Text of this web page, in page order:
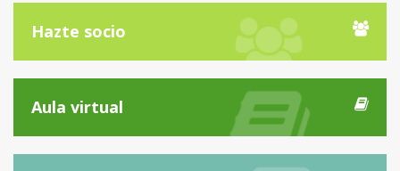
Hazte socio
Aula virtual